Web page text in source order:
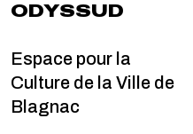
ODYSSUD
Espace pour la
Culture de la Ville de
Blagnac